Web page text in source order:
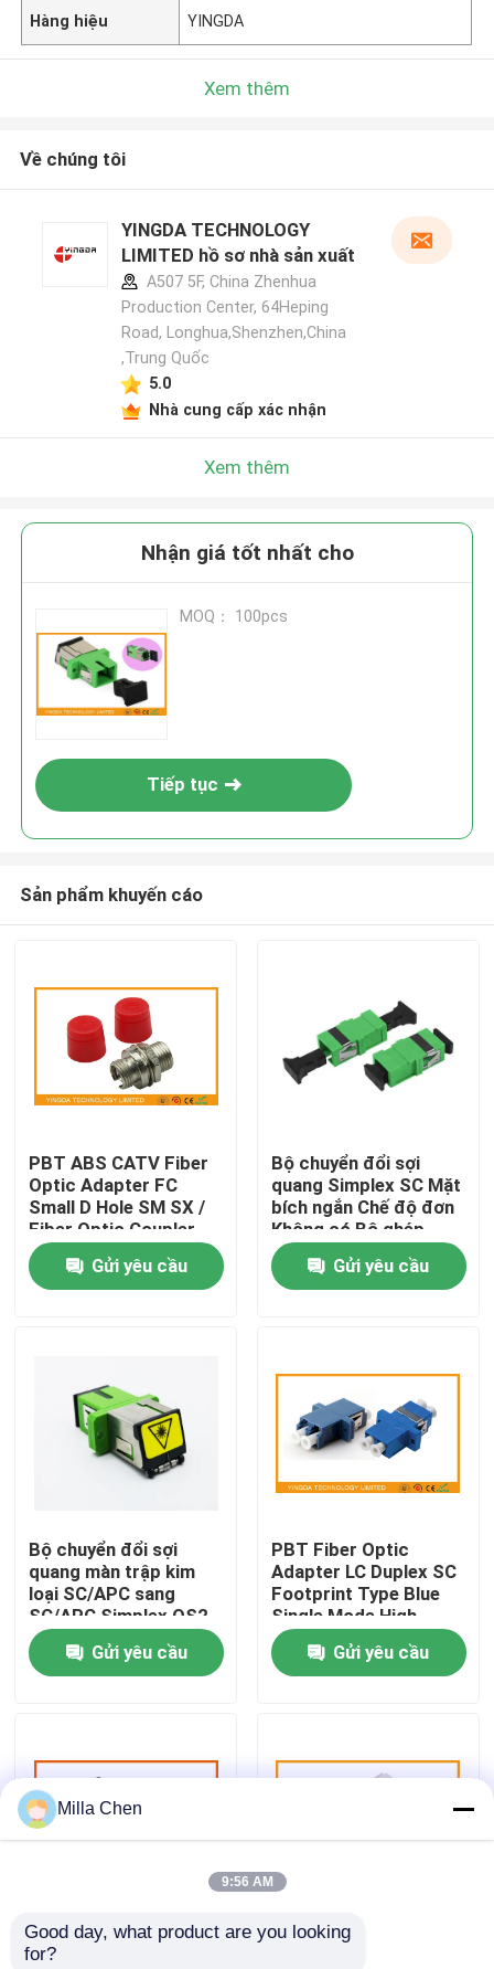
Các sản phẩm
Về chúng tôi
Tham quan nhà máy
Kiểm soát chất lượng
Liên hệ chúng tôi
Các trường hợp
Hộp kết nối cáp quang
Hàng hiệu YINGDA
Xem thêm
Về chúng tôi
YINGDA TECHNOLOGY
LIMITED hồ sơ nhà sản xuất
A507 5F, China Zhenhua
Production Center, 64Heping
Road, Longhua,Shenzhen,China
,Trung Quốc
5.0
Nhà cung cấp xác nhận
Xem thêm
Nhận giá tốt nhất cho
MOQ： 100pcs
Tiếp tục
Sản phẩm khuyến cáo
PBT ABS CATV Fiber
Optic Adapter FC
Small D Hole SM SX /
Fiber Optic Coupler
Gửi yêu cầu
Bộ chuyển đổi sợi
quang Simplex SC Mặt
bích ngắn Chế độ đơn
Không có Bộ ghép
nhựa mặt bích
Gửi yêu cầu
Bộ chuyển đổi sợi
quang màn trập kim
loại SC/APC sang
SC/APC Simplex OS2
Chế độ đơn có mặt
bích
Gửi yêu cầu
PBT Fiber Optic
Adapter LC Duplex SC
Footprint Type Blue
Single Mode High
Density
Gửi yêu cầu
Blue Fiber Test ST /
PC Bare Fiber Optic
PBT White Plastic MM
Milla Chen
9:56 AM
Good day, what product are you looking
for?